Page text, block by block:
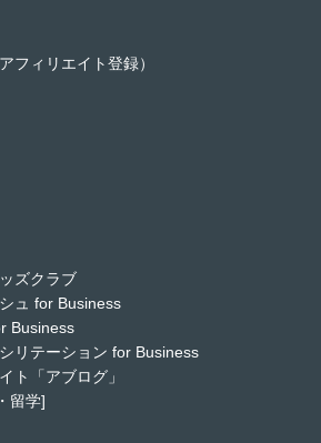
フィリエイト登録）
ズクラブ
ュ for Business
Business
リテーション for Business
ト「アブログ」
留学]